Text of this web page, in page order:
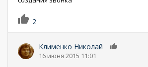
2
Клименко Николай
16 июня 2015 11:01